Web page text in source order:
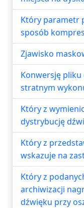
Który parametr
sposób
Zjawisko
Konwersję
stratnym
Który z
dystrybucję
Który z
wskazuje na
Który z
archiwizacji
dźwięku przy